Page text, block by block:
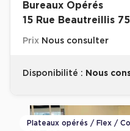
Bureaux Opérés
15 Rue Beautreillis
Prix Nous consulter
Disponibilité : Nous
Plateaux opérés / Flex /